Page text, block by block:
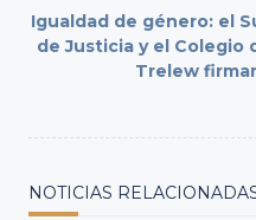
reader-
text">Page</span>
Igualdad de género: el
de Justicia y el Colegio
Trelew
NOTICIAS